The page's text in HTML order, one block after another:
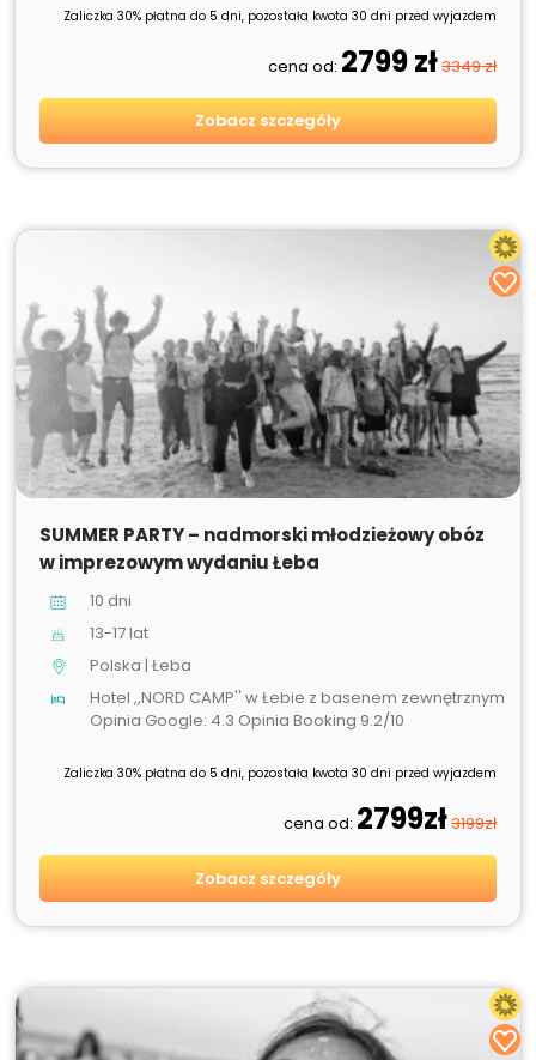
Zaliczka 30% płatna do 5 dni, pozostała kwota 30 dni przed wyjazdem
cena od: 2799 zł3349 zł
Zobacz szczegóły
SPRZEDANE
SUMMER PARTY – nadmorski młodzieżowy obóz
w imprezowym wydaniu Łeba
10 dni
13-17 lat
Polska | Łeba
Hotel ,,NORD CAMP'' w Łebie z basenem zewnętrznym
Opinia Google: 4.3 Opinia Booking 9.2/10
Zaliczka 30% płatna do 5 dni, pozostała kwota 30 dni przed wyjazdem
cena od: 2799zł3199zł
Zobacz szczegóły